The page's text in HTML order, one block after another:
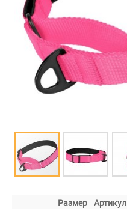
Размер Артикул